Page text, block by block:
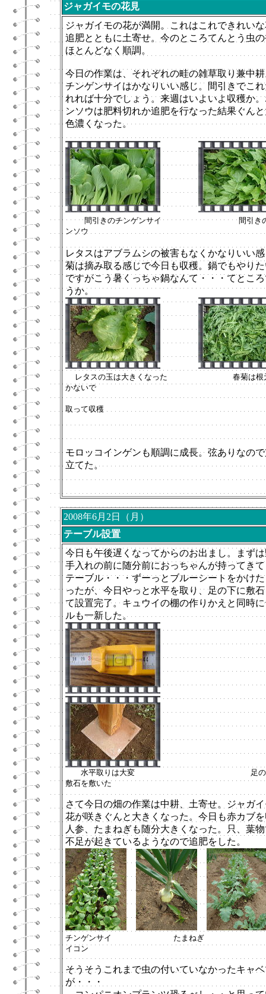
ジャガイモの花見
ジャガイモの花が満開。これはこれできれい
追肥とともに土寄せ。今のところてんとう虫
ほとんどなく順調。
今日の作業は、それぞれの畦の雑草取り兼中
チンゲンサイはかなりいい感じ。間引きでこ
れれば十分でしょう。来週はいよいよ収穫か
ンソウは肥料切れか追肥を行なった結果ぐん
色濃くなった。
間引きのチンゲンサイ 間引きの
ンソウ
レタスはアブラムシの被害もなくかなりいい
菊は摘み取る感じで今日も収穫。鍋でもやり
ですがこう暑くっちゃ鍋なんて・・・てとこ
うか。
レタスの玉は大きくなった
春菊は根元
かないで
刈
取って収穫
モロッコインゲンも順調に成長。弦ありなの
立てた。
2008年6月2日（月）
テーブル設置
今日も午後遅くなってからのお出まし。まず
手入れの前に随分前におっちゃんが持ってき
テーブル・・・ずーっとブルーシートをかけ
ったが、今日やっと水平を取り、足の下に敷
て設置完了。キュウイの棚の作りかえと同時
ルも一新した。
水平取りは大変 足の下
敷石を敷いた
さて今日の畑の作業は中耕、土寄せ。ジャガ
花が咲きぐんと大きくなった。今日も赤カブ
人参、たまねぎも随分大きくなった。只、葉
不足が起きているようなので追肥をした。
チンゲンサイ たまねぎ
イコン
そうそうこれまで虫の付いていなかったキャ
が・・・